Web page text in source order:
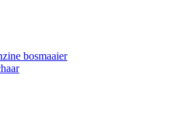
bosmaaier